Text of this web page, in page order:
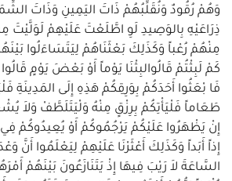
وَهُمْ رُقُودٌ وَنُقَلِّبُهُمْ ذَاتَ اليَمِينِ وَذَاتَ
ذِرَاعَيْهِ بِالوَصِيدِ لَوِ اطَّلَعْتَ عَلَيْهِمْ لَوَلَّيْتَ
مِنْهُمْ رُعْباً وَكَذَلِكَ بَعْثَنَاهُمْ لِيَتَسَاءَلُوا
كَمْ لَبِثْتُمْ قَالُوالبِثْنَا يَوْماً أَوْ بَعْضَ يَوْمٍ
فَا بْعَثُوا أَحَدَكُمْ بِوَرِقِكُمْ هَذِهِ إِلَى المَدِينَةِ
طَعَاماً فَلْيَأْتِكُمْ بِرِزْقٍ مِنْهُ وَلْيَتَلَطَّفْ وَلاَ
إِنْ يَظْهَرُوا عَلَيْكُمْ يَرْجُمُوكُمْ أَوْ يُعِيدُوكُمْ
إِذاً أَبَداً وَكَذَلِكَ أَعْثَرْنَا عَلَيْهِمْ لِيَعْلَمُوا أَنَّ
السَّاعَةَ لاَ رَيْبَ فِيهَا إِذْ يَتَنَازَعُونَ بَيْنَهُمْ